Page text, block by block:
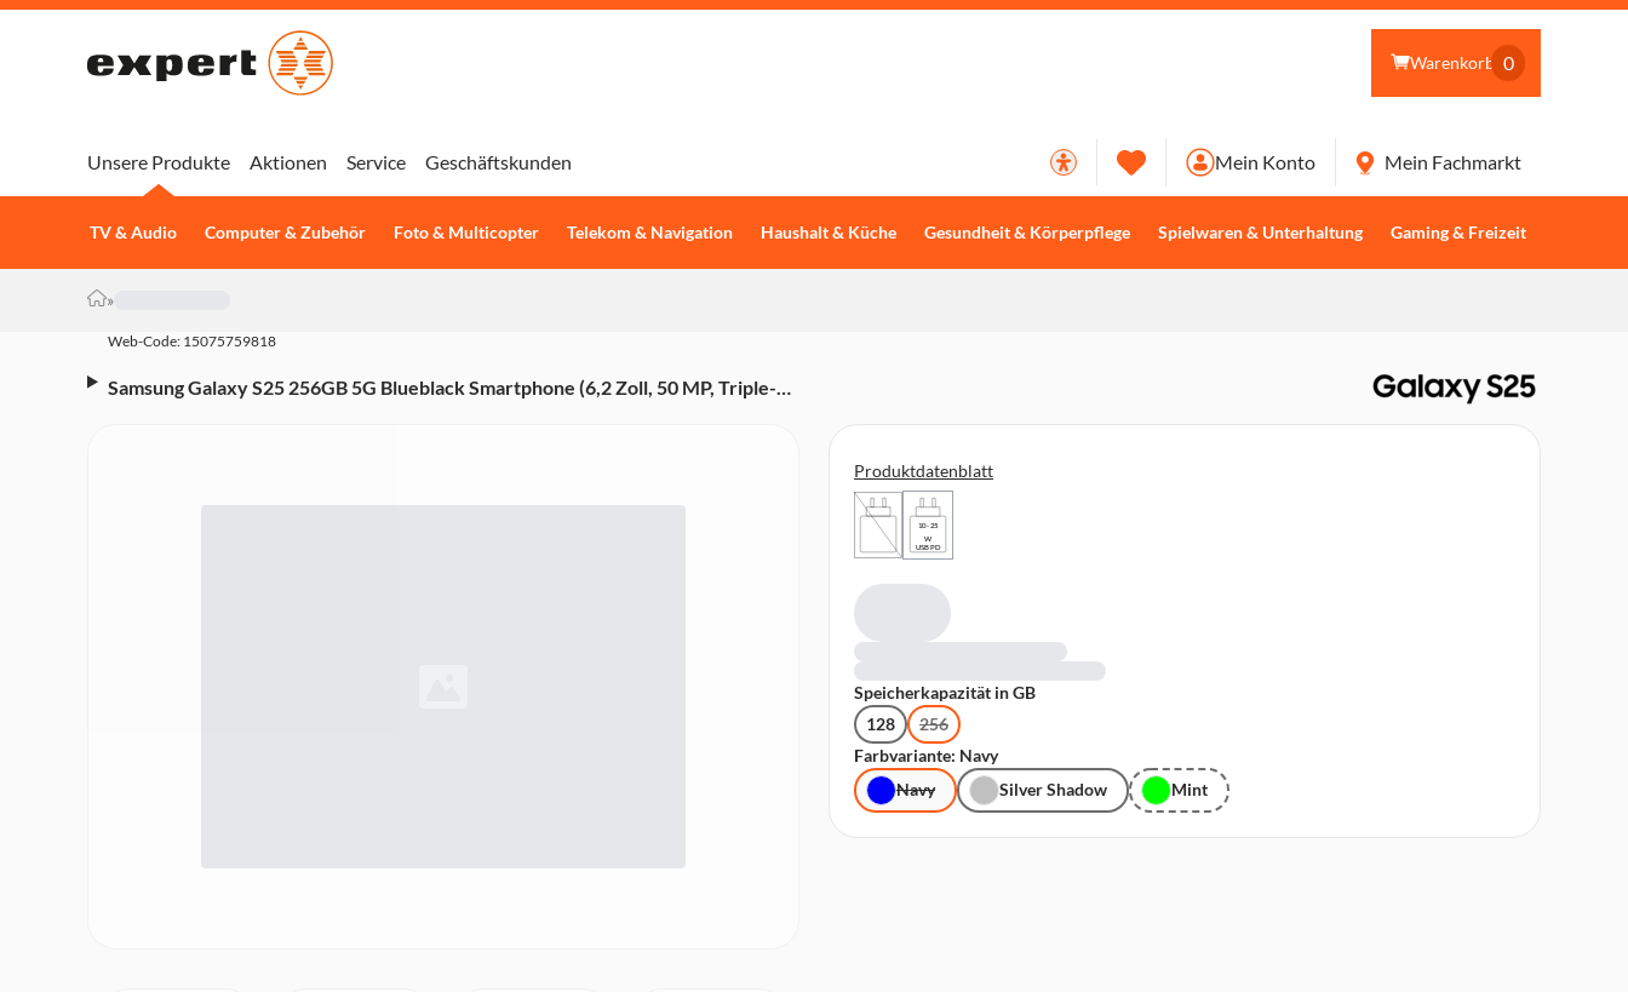
Warenkorb 0
Unsere Produkte
TV & Audio Computer & Zubehör Foto & Multicopter Telekom & Navigation Haushalt & Küche Gesundheit & Körperpflege Spielwaren & Unterhaltung Gaming & Freizeit
Aktionen Service Geschäftskunden Mein Konto Mein Fachmarkt
»
Web-Code: 15075759818
Samsung Galaxy S25 256GB 5G Blueblack Smartphone (6,2 Zoll, 50 MP, Triple-
Produktdatenblatt
10 - 25
W
USB PD
Speicherkapazität in GB
128
256
Farbvariante: Navy
Navy
Silver Shadow Mint